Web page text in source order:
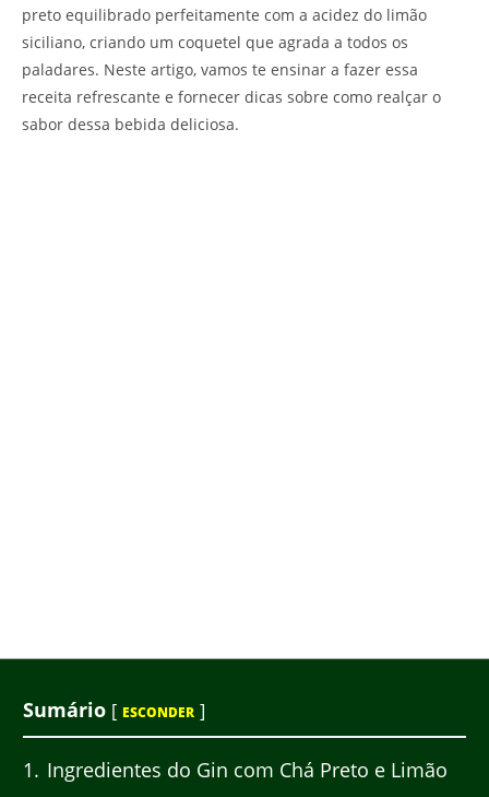
preto equilibrado perfeitamente com a acidez do limão
siciliano, criando um coquetel que agrada a todos os
paladares. Neste artigo, vamos te ensinar a fazer essa
receita refrescante e fornecer dicas sobre como realçar o
sabor dessa bebida deliciosa.
Sumário [ ESCONDER ]
1
Ingredientes do Gin com Chá Preto e Limão